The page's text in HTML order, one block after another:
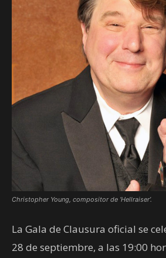
Christopher Young, compositor de ‘Hellraiser’.
La Gala de Clausura oficial se
28 de septiembre, a las 19:00